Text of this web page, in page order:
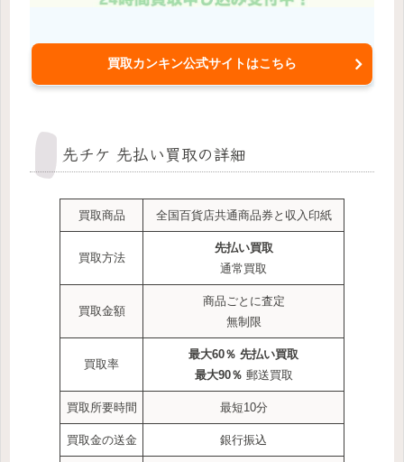
買取カンキン公式サイトはこちら
先チケ 先払い買取の詳細
買取商品 全国百貨店共通商品券と収入印紙
買取方法
先払い買取
通常買取
買取金額
商品ごとに査定
無制限
買取率
最大60％ 先払い買取
最大90％ 郵送買取
買取所要時間 最短10分
買取金の送金 銀行振込